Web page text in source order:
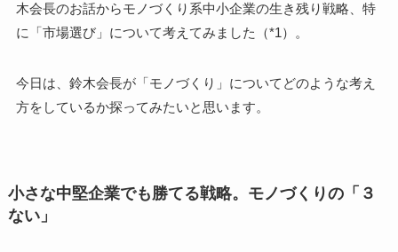
木会長のお話からモノづくり系中小企業の生き残り戦略、特
に「市場選び」について考えてみました（*1）。
今日は、鈴木会長が「モノづくり」についてどのような考え
方をしているか探ってみたいと思います。
小さな中堅企業でも勝てる戦略。モノづくりの「３
ない」